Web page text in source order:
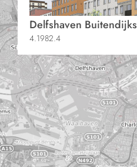
Delfshaven Buitendijks
4.1982.4